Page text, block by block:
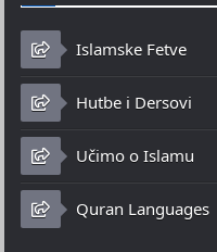
Islamske Fetve
Hutbe i Dersovi
Učimo o Islamu
Quran Languages